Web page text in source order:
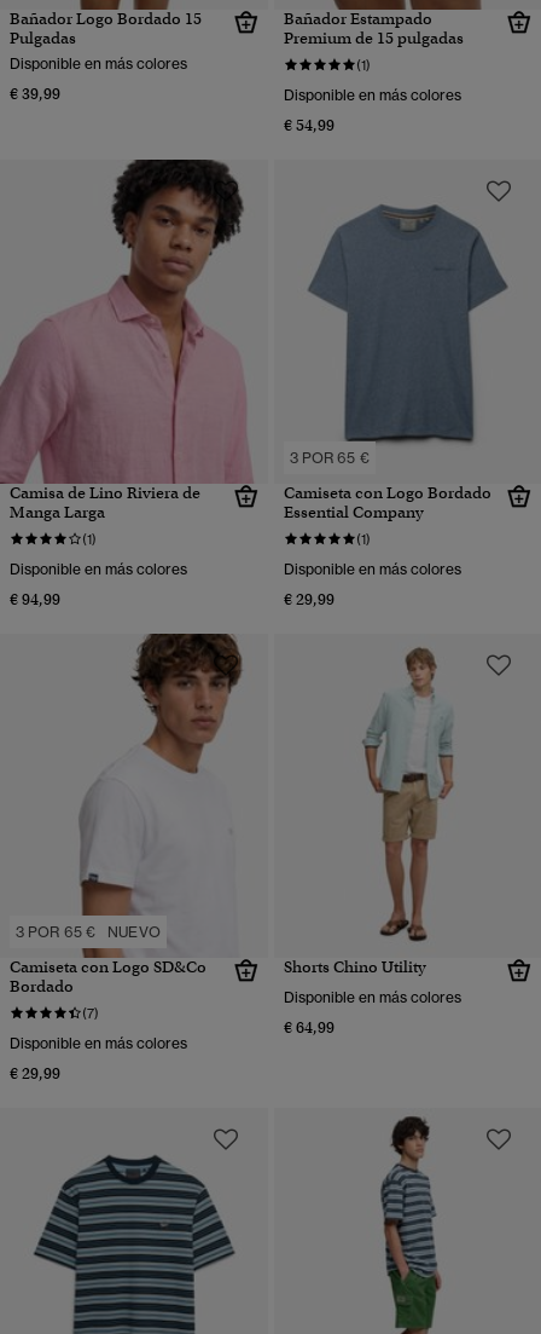
Bañador Logo Bordado 15
Pulgadas
Disponible en más colores
€ 39,99
Bañador Estampado
Premium de 15 pulgadas
(1)
Disponible en más colores
€ 54,99
Camisa de Lino Riviera de
Manga Larga
(1)
Disponible en más colores
€ 94,99
3 POR 65 €
Camiseta con Logo Bordado
Essential Company
(1)
Disponible en más colores
€ 29,99
3 POR 65 € NUEVO
Camiseta con Logo SD&Co
Bordado
(7)
Disponible en más colores
€ 29,99
Shorts Chino Utility
Disponible en más colores
€ 64,99